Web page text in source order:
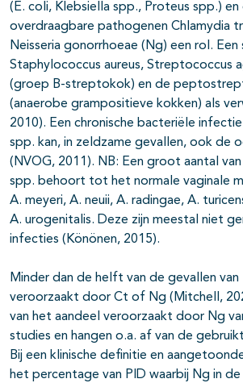
(E. coli, Klebsiella spp., Proteus spp.) en
overdraagbare pathogenen Chlamydia
Neisseria gonorrhoeae (Ng) een rol.
Staphylococcus aureus, Streptococcus
(groep B-streptokok) en de
(anaerobe grampositieve kokken) als
2010). Een chronische bacteriële
spp. kan, in zeldzame gevallen, ook de
(NVOG, 2011). NB: Een groot aantal
spp. behoort tot het normale vaginale
A. meyeri, A. neuii, A. radingae, A.
A. urogenitalis. Deze zijn meestal niet
infecties (Könönen, 2015).
Minder dan de helft van de gevallen
veroorzaakt door Ct of Ng (Mitchell,
van het aandeel veroorzaakt door Ng
studies en hangen o.a. af van de
Bij een klinische definitie en
het percentage van PID waarbij Ng in